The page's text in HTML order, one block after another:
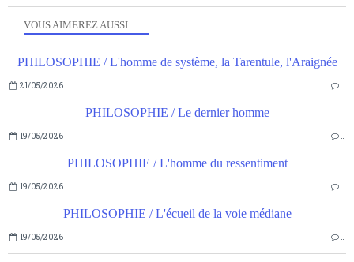
VOUS AIMEREZ AUSSI :
PHILOSOPHIE / L'homme de système, la Tarentule, l'Araignée
21/05/2026 …
PHILOSOPHIE / Le dernier homme
19/05/2026 …
PHILOSOPHIE / L'homme du ressentiment
19/05/2026 …
PHILOSOPHIE / L'écueil de la voie médiane
19/05/2026 …